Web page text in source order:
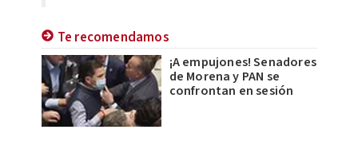
Te recomendamos
¡A empujones! Senadores
de Morena y PAN se
confrontan en sesión